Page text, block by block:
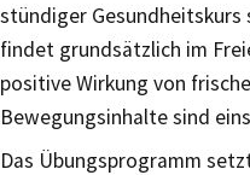
stündiger
findet grundsätzlich im
positive Wirkung von
Bewegungsinhalte sind
Das Übungsprogramm